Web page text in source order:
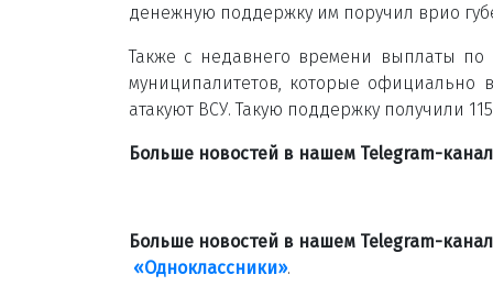
денежную поддержку им поручил врио
Также с недавнего времени выплаты по
муниципалитетов, которые официально
атакуют ВСУ. Такую поддержку получили
Больше новостей в нашем Telegram-
Больше новостей в нашем Telegram-
«Одноклассники».